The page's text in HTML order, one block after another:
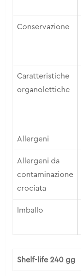
Conservazione
Caratteristiche
organolettiche
Allergeni
Allergeni da
contaminazione
crociata
Imballo
Shelf-life 240 gg